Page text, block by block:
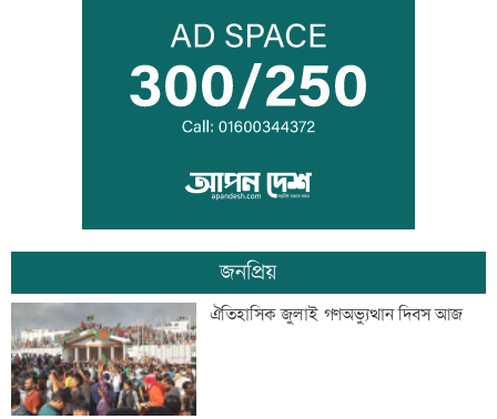
ঢাকা-ময়মনসিংহ রেল যোগাযোগ স্বাভাবিক
সিঙ্গাপুর থেকে এক কার্গো এলএনজি কিনবে
সরকার
মান্দায় ২৯৬ বোতলসহ দুই মাদক কারবারি
আটক
জনপ্রিয়
ঐতিহাসিক জুলাই গণঅভ্যুত্থান দিবস আজ